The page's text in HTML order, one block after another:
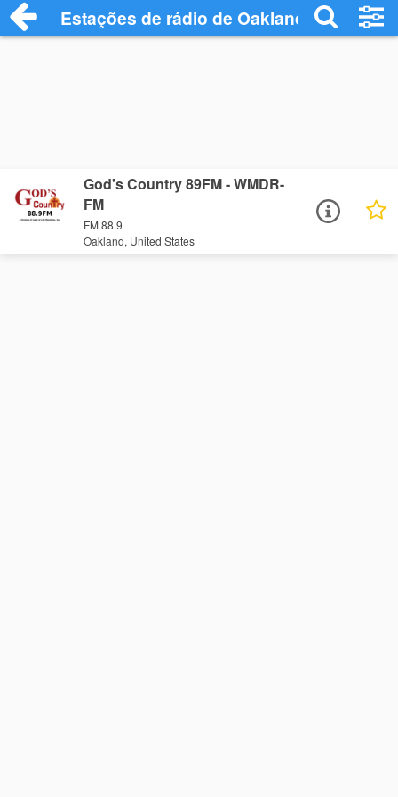
Estações de rádio de Oakland - Ouça
God's Country 89FM - WMDR-
FM
FM 88.9
Oakland, United States